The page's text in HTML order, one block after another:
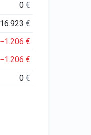
0€
16.923€
−1.206€
−1.206€
0€